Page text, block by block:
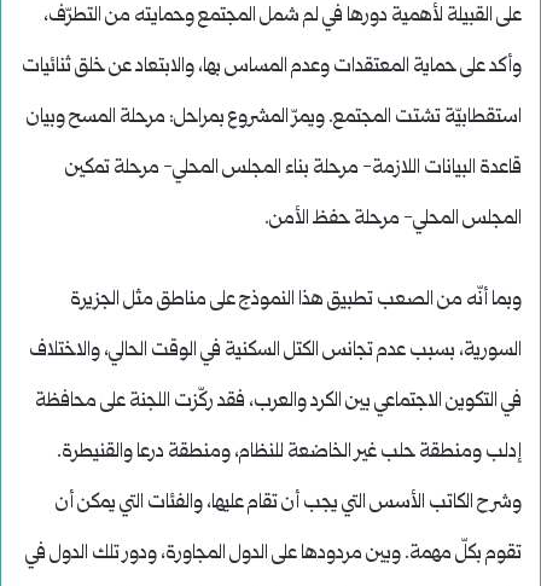
على القبيلة لأهمية دورها في لم شمل المجتمع وحمايته من التطرّف،
وأكد على حماية المعتقدات وعدم المساس بها، والابتعاد عن خلق ثنائيات
استقطابيّة تشتت المجتمع. ويمرّ المشروع بمراحل: مرحلة المسح وبيان
قاعدة البيانات اللازمة- مرحلة بناء المجلس المحلي- مرحلة تمكين
المجلس المحلي- مرحلة حفظ الأمن.
وبما أنّه من الصعب تطبيق هذا النموذج على مناطق مثل الجزيرة
السورية، بسبب عدم تجانس الكتل السكنية في الوقت الحالي، والاختلاف
في التكوين الاجتماعي بين الكرد والعرب، فقد ركّزت اللجنة على محافظة
إدلب ومنطقة حلب غير الخاضعة للنظام، ومنطقة درعا والقنيطرة.
وشرح الكاتب الأسس التي يجب أن تقام عليها، والفئات التي يمكن أن
تقوم بكلّ مهمة. وبين مردودها على الدول المجاورة، ودور تلك الدول في